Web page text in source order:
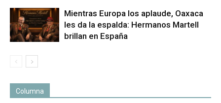
Mientras Europa los aplaude, Oaxaca
les da la espalda: Hermanos Martell
brillan en España
Columna